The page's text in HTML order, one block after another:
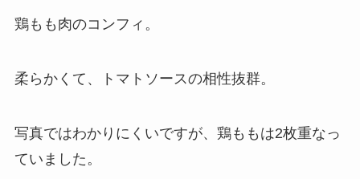
鶏もも肉のコンフィ。
柔らかくて、トマトソースの相性抜群。
写真ではわかりにくいですが、鶏ももは2枚重なっ
ていました。